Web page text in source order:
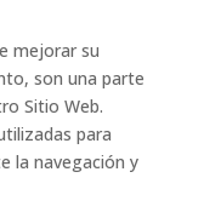
mejorar su
son una parte
Sitio Web.
para
la navegación y